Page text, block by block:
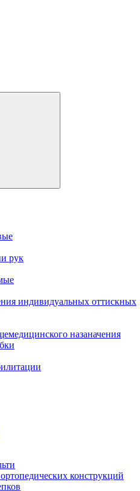
рук
индивидуальных оттискных
назаначения
конструкций